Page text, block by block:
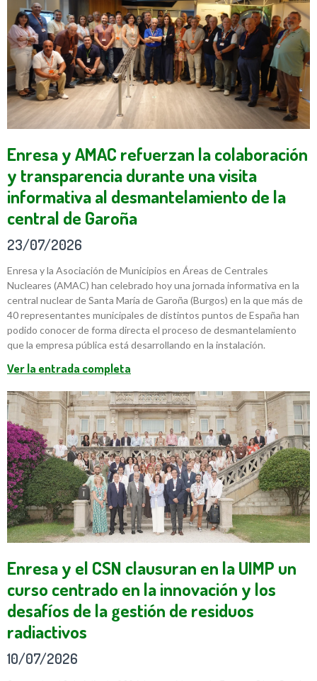
Enresa y AMAC refuerzan la colaboración
y transparencia durante una visita
informativa al desmantelamiento de la
central de Garoña
23/07/2026
Enresa y la Asociación de Municipios en Áreas de Centrales
Nucleares (AMAC) han celebrado hoy una jornada informativa en la
central nuclear de Santa María de Garoña (Burgos) en la que más de
40 representantes municipales de distintos puntos de España han
podido conocer de forma directa el proceso de desmantelamiento
que la empresa pública está desarrollando en la instalación.
Ver la entrada completa
Enresa y el CSN clausuran en la UIMP un
curso centrado en la innovación y los
desafíos de la gestión de residuos
radiactivos
10/07/2026